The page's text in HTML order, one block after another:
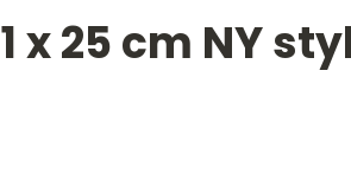
1 x 25 cm NY